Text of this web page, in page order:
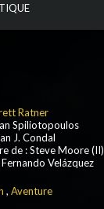
Ratner
Spiliotopoulos
J. Condal
de : Steve Moore (II)
Velázquez
, Aventure